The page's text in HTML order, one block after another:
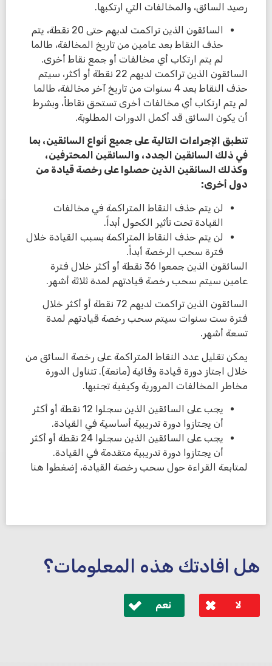
رصيد السائق، والمخالفات التي ارتكبها.
السائقون الذين تراكمت لديهم حتى 20 نقطة، يتم
حذف النقاط بعد عامين من تاريخ المخالفة، طالما
لم يتم ارتكاب أي مخالفات أو جمع نقاط أخرى.
السائقون الذين تراكمت لديهم 22 نقطة أو أكثر، سيتم
حذف النقاط بعد 4 سنوات من تاريخ آخر مخالفة، طالما
لم يتم ارتكاب أي مخالفات أخرى تستحق نقاطاً، وبشرط
أن يكون السائق قد أكمل الدورات المطلوبة.
تنطبق الإجراءات التالية على جميع أنواع السائقين، بما
في ذلك السائقين الجدد، والسائقين المحترفين،
وكذلك السائقين الذين حصلوا على رخصة قيادة من
دول أخرى:
لن يتم حذف النقاط المتراكمة في مخالفات
القيادة تحت تأثير الكحول أبداً.
لن يتم حذف النقاط المتراكمة بسبب القيادة خلال
فترة سحب الرخصة أبداً.
السائقون الذين جمعوا 36 نقطة أو أكثر خلال فترة
عامين سيتم سحب رخصة قيادتهم لمدة ثلاثة أشهر.
السائقون الذين تراكمت لديهم 72 نقطة أو أكثر خلال
فترة ست سنوات سيتم سحب رخصة قيادتهم لمدة
تسعة أشهر.
يمكن تقليل عدد النقاط المتراكمة على رخصة السائق من
خلال اجتاز دورة قيادة وقائية (مانعة). تتناول الدورة
مخاطر المخالفات المرورية وكيفية تجنبها.
يجب على السائقين الذين سجلوا 12 نقطة أو أكثر
أن يجتازوا دورة تدريبية أساسية في القيادة.
يجب على السائقين الذين سجلوا 24 نقطة أو أكثر
أن يجتازوا دورة تدريبية متقدمة في القيادة.
لمتابعة القراءة حول سحب رخصة القيادة، إضغطوا هنا
هل افادتك هذه المعلومات؟
لا نعم